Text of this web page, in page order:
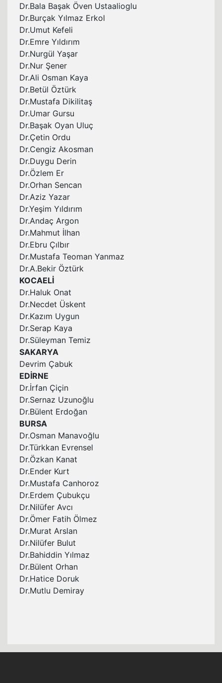
Dr.Bala Başak Öven Ustaalioglu
Dr.Burçak Yılmaz Erkol
Dr.Umut Kefeli
Dr.Emre Yıldırım
Dr.Nurgül Yaşar
Dr.Nur Şener
Dr.Ali Osman Kaya
Dr.Betül Öztürk
Dr.Mustafa Dikilitaş
Dr.Umar Gursu
Dr.Başak Oyan Uluç
Dr.Çetin Ordu
Dr.Cengiz Akosman
Dr.Duygu Derin
Dr.Özlem Er
Dr.Orhan Sencan
Dr.Aziz Yazar
Dr.Yeşim Yıldırım
Dr.Andaç Argon
Dr.Mahmut İlhan
Dr.Ebru Çılbır
Dr.Mustafa Teoman Yanmaz
Dr.A.Bekir Öztürk
KOCAELİ
Dr.Haluk Onat
Dr.Necdet Üskent
Dr.Kazım Uygun
Dr.Serap Kaya
Dr.Süleyman Temiz
SAKARYA
Devrim Çabuk
EDİRNE
Dr.İrfan Çiçin
Dr.Sernaz Uzunoğlu
Dr.Bülent Erdoğan
BURSA
Dr.Osman Manavoğlu
Dr.Türkkan Evrensel
Dr.Özkan Kanat
Dr.Ender Kurt
Dr.Mustafa Canhoroz
Dr.Erdem Çubukçu
Dr.Nilüfer Avcı
Dr.Ömer Fatih Ölmez
Dr.Murat Arslan
Dr.Nilüfer Bulut
Dr.Bahiddin Yılmaz
Dr.Bülent Orhan
Dr.Hatice Doruk
Dr.Mutlu Demiray